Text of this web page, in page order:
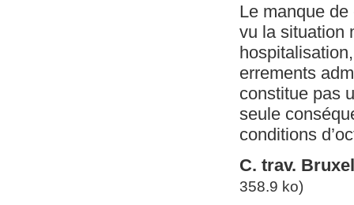
Le manque
vu la situation
errements
constitue pas
seule
conditions
C. trav.
358.9 ko)